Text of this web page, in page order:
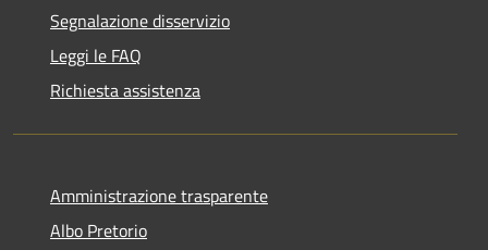
Segnalazione disservizio
Leggi le FAQ
Richiesta assistenza
Amministrazione trasparente
Albo Pretorio